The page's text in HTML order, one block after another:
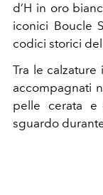
d’H in oro
iconici Boucle
codici storici
Tra le
accompagnati
pelle cerata e
sguardo